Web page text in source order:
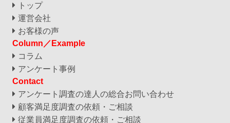
トップ
運営会社
お客様の声
Column／Example
コラム
アンケート事例
Contact
アンケート調査の達人の総合お問い合わせ
顧客満足度調査の依頼・ご相談
従業員満足度調査の依頼・ご相談